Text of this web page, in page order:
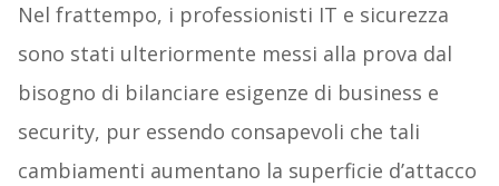
Nel frattempo, i professionisti IT e sicurezza
sono stati ulteriormente messi alla prova dal
bisogno di bilanciare esigenze di business e
security, pur essendo consapevoli che tali
cambiamenti aumentano la superficie d’attacco